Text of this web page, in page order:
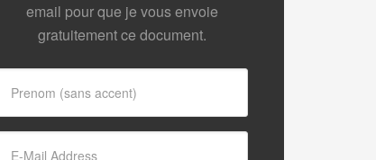
email pour que je vous envoie
gratuitement ce document.